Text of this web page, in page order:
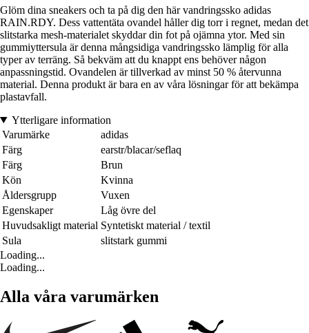
Glöm dina sneakers och ta på dig den här vandringssko adidas
RAIN.RDY. Dess vattentäta ovandel håller dig torr i regnet, medan det
slitstarka mesh-materialet skyddar din fot på ojämna ytor. Med sin
gummiyttersula är denna mångsidiga vandringssko lämplig för alla
typer av terräng. Så bekväm att du knappt ens behöver någon
anpassningstid. Ovandelen är tillverkad av minst 50 % återvunna
material. Denna produkt är bara en av våra lösningar för att bekämpa
plastavfall.
Ytterligare information
Varumärke
adidas
Färg
earstr/blacar/seflaq
Färg
Brun
Kön
Kvinna
Åldersgrupp
Vuxen
Egenskaper
Låg övre del
Huvudsakligt material Syntetiskt material / textil
Sula
slitstark gummi
Loading...
Loading...
Alla våra varumärken